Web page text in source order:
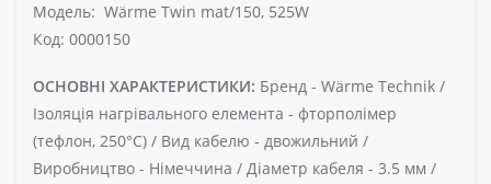
Модель: Wärme Twin mat/150, 525W
Код: 0000150
ОСНОВНІ ХАРАКТЕРИСТИКИ: Бренд - Wärme Technik /
Ізоляція нагрівального елемента - фторполімер
(тефлон, 250°C) / Вид кабелю - двожильний /
Виробництво - Німеччина / Діаметр кабеля - 3.5 мм /